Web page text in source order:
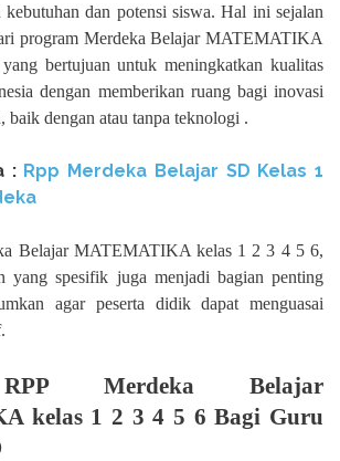
kebutuhan dan potensi siswa. Hal ini sejalan
program Merdeka Belajar MATEMATIKA
bertujuan untuk meningkatkan kualitas
dengan memberikan ruang bagi inovasi
baik dengan atau tanpa teknologi .
: Rpp Merdeka Belajar SD Kelas 1
Belajar MATEMATIKA kelas 1 2 3 4 5 6,
yang spesifik juga menjadi bagian penting
agar peserta didik dapat menguasai
Merdeka Belajar
kelas 1 2 3 4 5 6 Bagi Guru